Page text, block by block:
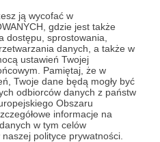
ją wycofać w
gdzie jest także
dostępu, sprostowania,
danych, a także w
ustawień Twojej
Pamiętaj, że w
Twoje dane będą mogły być
odbiorców danych z państw
Obszaru
informacje na
w tym celów
polityce prywatności.
357
autora